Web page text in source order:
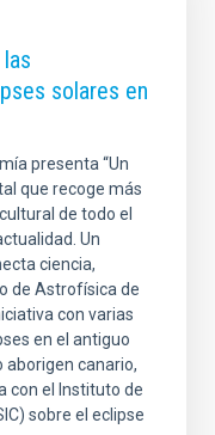
solares en
presenta “Un
que recoge más
de todo el
Un
ciencia,
de Astrofísica de
con varias
en el antiguo
aborigen canario,
con el Instituto de
sobre el eclipse